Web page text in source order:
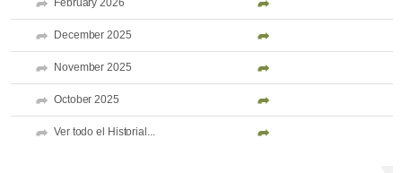
February 2026
December 2025
November 2025
October 2025
Ver todo el Historial...